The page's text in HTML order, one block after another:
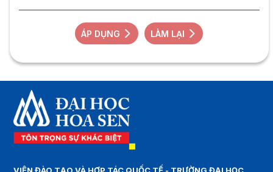
ÁP DỤNG LÀM LẠI